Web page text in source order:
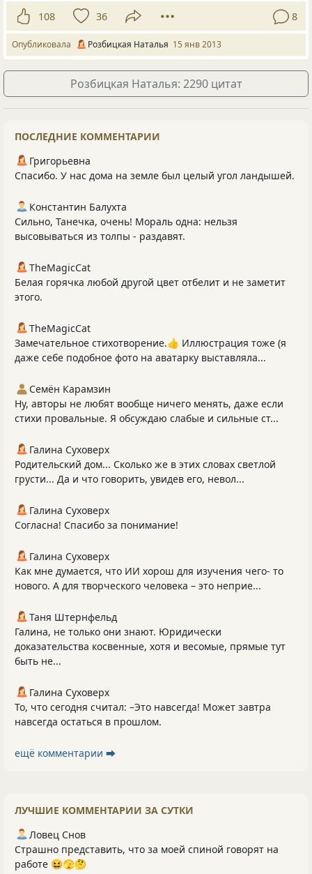
108 36 8
Опубликовала Розбицкая Наталья 15 янв 2013
Розбицкая Наталья: 2290 цитат
ПОСЛЕДНИЕ КОММЕНТАРИИ
Григорьевна
Спасибо. У нас дома на земле был целый угол ландышей.
Константин Балухта
Сильно, Танечка, очень! Мораль одна: нельзя
высовываться из толпы - раздавят.
TheMagicCat
Белая горячка любой другой цвет отбелит и не заметит
этого.
TheMagicCat
Замечательное стихотворение.👍 Иллюстрация тоже (я
даже себе подобное фото на аватарку выставляла...
Семён Карамзин
Ну, авторы не любят вообще ничего менять, даже если
стихи провальные. Я обсуждаю слабые и сильные ст...
Галина Суховерх
Родительский дом... Сколько же в этих словах светлой
грусти... Да и что говорить, увидев его, невол...
Галина Суховерх
Согласна! Спасибо за понимание!
Галина Суховерх
Как мне думается, что ИИ хорош для изучения чего- то
нового. А для творческого человека – это неприе...
Таня Штернфельд
Галина, не только они знают. Юридически
доказательства косвенные, хотя и весомые, прямые тут
быть не...
Галина Суховерх
То, что сегодня считал: –Это навсегда! Может завтра
навсегда остаться в прошлом.
ещё комментарии ⮕
ЛУЧШИЕ КОММЕНТАРИИ ЗА СУТКИ
Ловец Снов
Страшно представить, что за моей спиной говорят на
работе 😆🫣🤔